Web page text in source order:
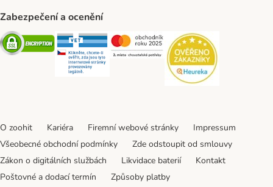
Zabezpečení a ocenění
Security Security Security
O zoohit Kariéra Firemní webové stránky
Impressum
Všeobecné obchodní podmínky
Zde odstoupit od smlouvy
Zákon o digitálních službách
Likvidace baterií
Kontakt
Poštovné a dodací termín
Způsoby platby